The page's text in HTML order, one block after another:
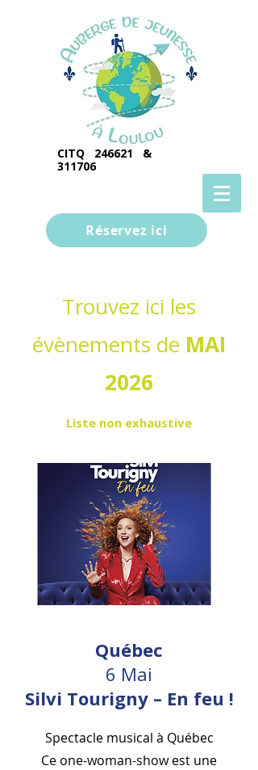
CITQ 246621 &
311706
Réservez ici
Trouvez ici les
évènements de MAI
2026
Liste non exhaustive
Québec
6 Mai
Silvi Tourigny – En feu !
Spectacle musical à Québec
Ce one-woman-show est une